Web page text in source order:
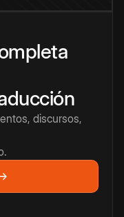
discursos,